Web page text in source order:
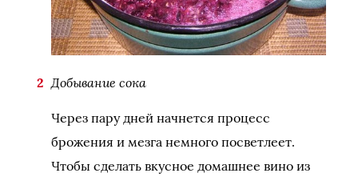
Добывание сока
Через пару дней начнется процесс
брожения и мезга немного посветлеет.
Чтобы сделать вкусное домашнее вино из